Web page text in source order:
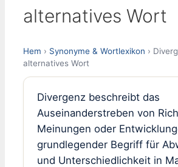
alternatives Wort
Hem › Synonyme & Wortlexikon ›
alternatives Wort
Divergenz beschreibt das
Auseinanderstreben von
Meinungen oder
grundlegender Begriff für
und Unterschiedlichkeit in